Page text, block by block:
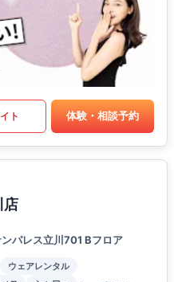
ト 体験・相談予約
店
パレス立川701 Bフロア
ウェアレンタル